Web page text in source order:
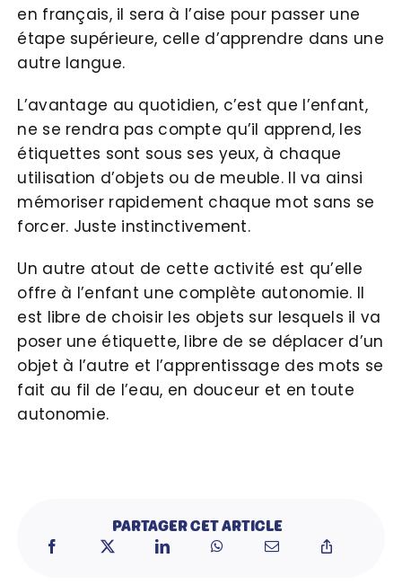
en français, il sera à l’aise pour passer une
étape supérieure, celle d’apprendre dans une
autre langue.
L’avantage au quotidien, c’est que l’enfant,
ne se rendra pas compte qu’il apprend, les
étiquettes sont sous ses yeux, à chaque
utilisation d’objets ou de meuble. Il va ainsi
mémoriser rapidement chaque mot sans se
forcer. Juste instinctivement.
Un autre atout de cette activité est qu’elle
offre à l’enfant une complète autonomie. Il
est libre de choisir les objets sur lesquels il va
poser une étiquette, libre de se déplacer d’un
objet à l’autre et l’apprentissage des mots se
fait au fil de l’eau, en douceur et en toute
autonomie.
PARTAGER CET ARTICLE